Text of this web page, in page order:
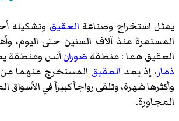
يمثل استخراج وصناعة العقيق وتشكيله
المستمرة منذ آلاف السنين حتى اليوم،
العقيق هما : منطقة ضورانآنس ومنطقة
ذمار، إذ يعد العقيق المستخرج منهما من
وأكثرها شهرة، وتلقى رواجاً كبيراً في الأسواق
المجاورة.